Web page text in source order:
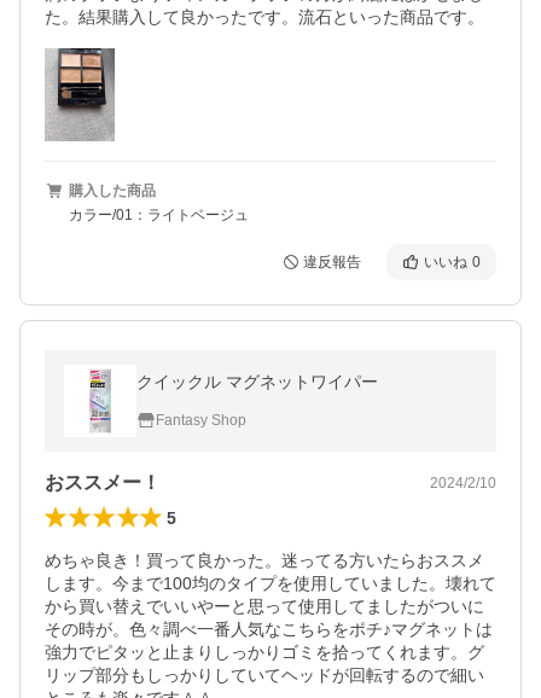
た。結果購入して良かったです。流石といった商品です。
購入した商品
カラー/01：ライトベージュ
違反報告 いいね 0
クイックル マグネットワイパー
Fantasy Shop
おススメー！ 2024/2/10
5
めちゃ良き！買って良かった。迷ってる方いたらおススメ
します。今まで100均のタイプを使用していました。壊れて
から買い替えでいいやーと思って使用してましたがついに
その時が。色々調べ一番人気なこちらをポチ♪マグネットは
強力でピタッと止まりしっかりゴミを拾ってくれます。グ
リップ部分もしっかりしていてヘッドが回転するので細い